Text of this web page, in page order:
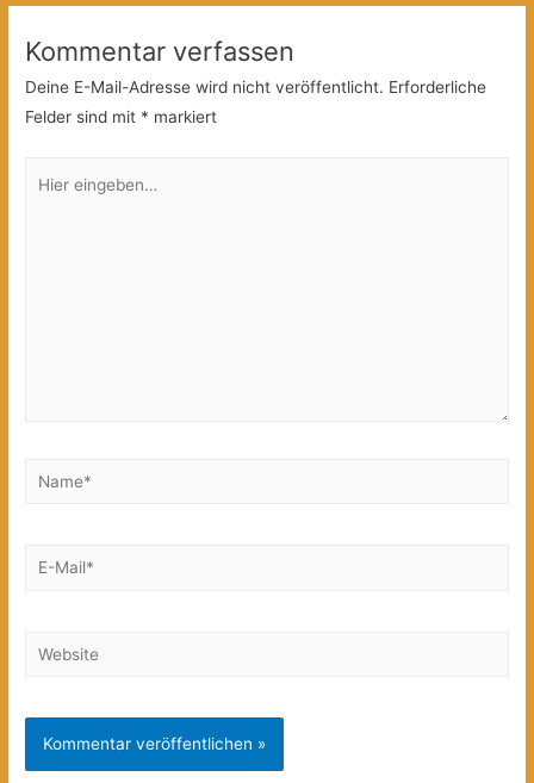
Kommentar verfassen
Deine E-Mail-Adresse wird nicht veröffentlicht. Erforderliche
Felder sind mit * markiert
eingeben…
Name*
E-
Website